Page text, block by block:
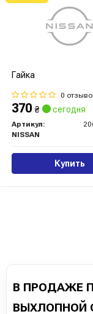
Гайка
0
370 ₴ сегодня
Артикул:
NISSAN
Купить
В ПРОДАЖЕ
ВЫХЛОПНОЙ